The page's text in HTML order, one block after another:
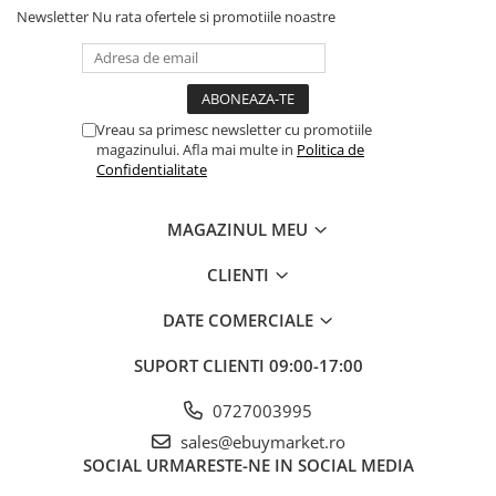
Banda adeziva
Fete Masa si Perdele Franjurate
Lumanari si Toppere
Seturi si Arcade Baloane
Articole Craciun Bucatarie
Decoratiune Muzicala Craciun
Balonul se livreaza neumflat.
Setul contine un pai transparent pentru umflare balonului
Poate fi umflat cu aer sau heliu.
Pentru a prelungi durata de viața a balonului, evita expunerea
experiența speciala, plina de culoare și eleganța!
Newsletter Nu rata ofertele si promotiile noastre
Vreau sa primesc newsletter cu promotiile
magazinului. Afla mai multe in Politica de
Confidentialitate
MAGAZINUL MEU
CLIENTI
DATE COMERCIALE
SUPORT CLIENTI 09:00-17:00
0727003995
sales@ebuymarket.ro
SOCIAL URMARESTE-NE IN SOCIAL MEDIA